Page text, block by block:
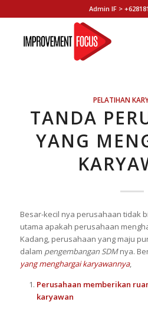
Admin IF >
PELATIHAN
TANDA
YANG
Besar-kecil nya perusahaan tidak
utama apakah perusahaan
Kadang, perusahaan yang maju
dalam pengembangan SDMnya.
yang menghargai karyawannya,
Perusahaan memberikan
karyawan